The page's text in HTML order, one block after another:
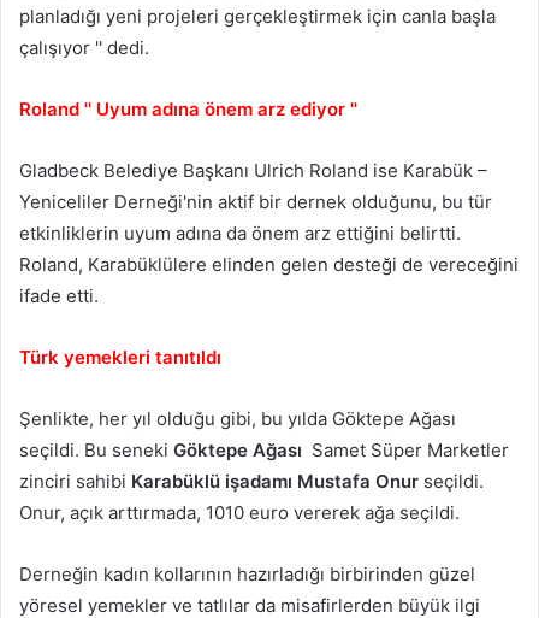
planladığı yeni projeleri gerçekleştirmek için canla başla
çalışıyor '' dedi.
Roland '' Uyum adına önem arz ediyor ''
Gladbeck Belediye Başkanı Ulrich Roland ise Karabük –
Yeniceliler Derneği'nin aktif bir dernek olduğunu, bu tür
etkinliklerin uyum adına da önem arz ettiğini belirtti.
Roland, Karabüklülere elinden gelen desteği de vereceğini
ifade etti.
Türk yemekleri tanıtıldı
Şenlikte, her yıl olduğu gibi, bu yılda Göktepe Ağası
seçildi. Bu seneki Göktepe Ağası Samet Süper Marketler
zinciri sahibi Karabüklü işadamı Mustafa Onur seçildi.
Onur, açık arttırmada, 1010 euro vererek ağa seçildi.
Derneğin kadın kollarının hazırladığı birbirinden güzel
yöresel yemekler ve tatlılar da misafirlerden büyük ilgi